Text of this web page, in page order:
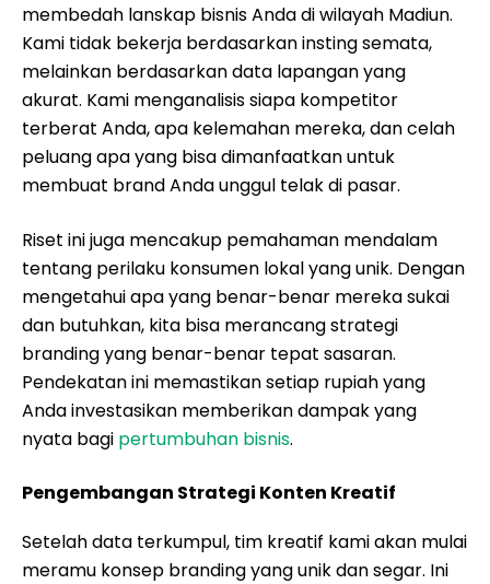
membedah lanskap bisnis Anda di wilayah Madiun.
Kami tidak bekerja berdasarkan insting semata,
melainkan berdasarkan data lapangan yang
akurat. Kami menganalisis siapa kompetitor
terberat Anda, apa kelemahan mereka, dan celah
peluang apa yang bisa dimanfaatkan untuk
membuat brand Anda unggul telak di pasar.
Riset ini juga mencakup pemahaman mendalam
tentang perilaku konsumen lokal yang unik. Dengan
mengetahui apa yang benar-benar mereka sukai
dan butuhkan, kita bisa merancang strategi
branding yang benar-benar tepat sasaran.
Pendekatan ini memastikan setiap rupiah yang
Anda investasikan memberikan dampak yang
nyata bagi pertumbuhan bisnis.
Pengembangan Strategi Konten Kreatif
Setelah data terkumpul, tim kreatif kami akan mulai
meramu konsep branding yang unik dan segar. Ini